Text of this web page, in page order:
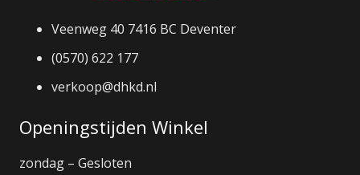
Veenweg 40 7416 BC Deventer
(0570) 622 177
verkoop@dhkd.nl
Openingstijden Winkel
zondag – Gesloten